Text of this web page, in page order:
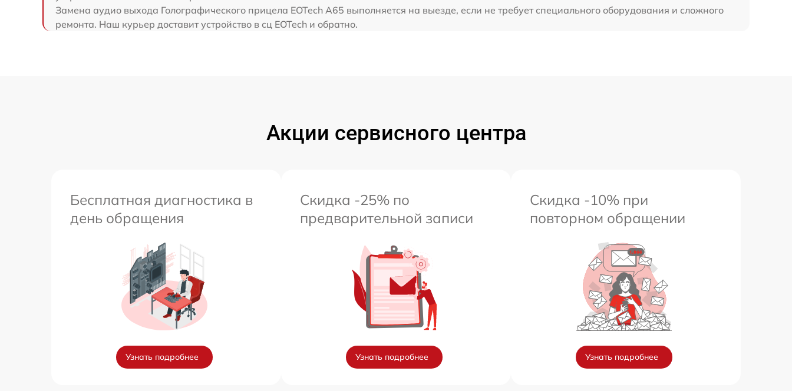
Замена аудио выхода Голографического прицела EOTech A65 выполняется на выезде, если не требует специального оборудования и сложного
ремонта. Наш курьер доставит устройство в сц EOTech и обратно.
Акции сервисного центра
Бесплатная диагностика в
день обращения
Узнать подробнее
Скидка -25% по
предварительной записи
Узнать подробнее
Скидка -10% при
повторном обращении
Узнать подробнее